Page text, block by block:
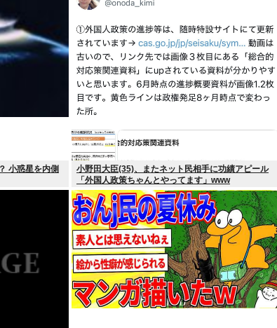
小惑星を内側
小野田大臣(35)、またネット民相手に功績アピール
「外国人政策ちゃんとやってます」www